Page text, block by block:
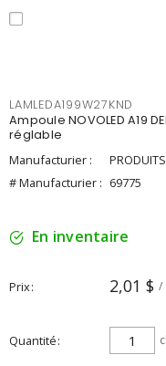
LAMLEDA199W27KND
Ampoule NOVOLED A19
réglable
Manufacturier :
# Manufacturier : 69775
En inventaire
Prix 2,01 $ /
Quantité